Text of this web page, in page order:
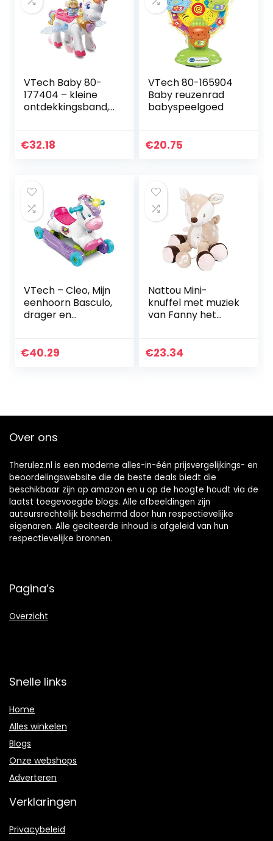
VTech Baby 80-
177404 – kleine
ontdekkingsband,
€32.18
VTech 80-165904
Baby reuzenrad
babyspeelgoed
€20.75
VTech – Cleo, Mijn
eenhoorn Basculo,
drager en
FR
€40.29
Nattou Mini-
knuffel met muziek
van Fanny het
“La-le-lu”-melodie,
€23.34
Over ons
Therulez.nl is een moderne alles-in-één prijsvergelijkings- en
beoordelingswebsite die de beste deals biedt die
beschikbaar zijn op amazon en u op de hoogte houdt via de
laatst toegevoegde blogs. Alle afbeeldingen zijn
auteursrechtelijk beschermd door hun respectievelijke
eigenaren. Alle geciteerde inhoud is afgeleid van hun
respectievelijke bronnen.
Pagina’s
Overzicht
Snelle links
Home
Alles winkelen
Blogs
Onze webshops
Adverteren
Verklaringen
Privacybeleid